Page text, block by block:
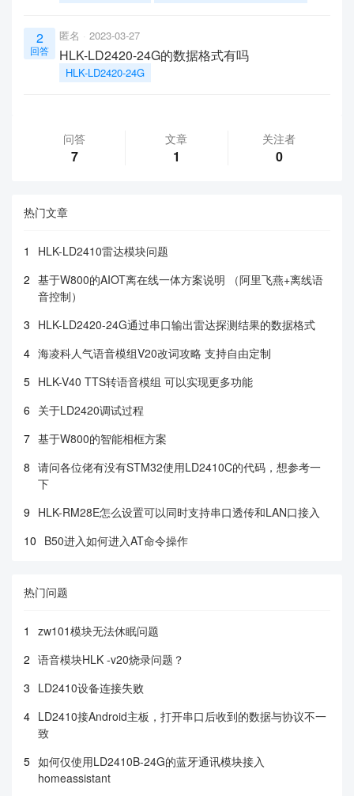
2
回答
匿名 2023-03-27
HLK-LD2420-24G的数据格式有吗
HLK-LD2420-24G
问答
7
文章
1
关注者
0
热门文章
1
HLK-LD2410雷达模块问题
2 基于W800的AIOT离在线一体方案说明 （阿里飞燕+离线语
音控制）
3 HLK-LD2420-24G通过串口输出雷达探测结果的数据格式
4 海凌科人气语音模组V20改词攻略 支持自由定制
5 HLK-V40 TTS转语音模组 可以实现更多功能
6 关于LD2420调试过程
7 基于W800的智能相框方案
8 请问各位佬有没有STM32使用LD2410C的代码，想参考一
下
9 HLK-RM28E怎么设置可以同时支持串口透传和LAN口接入
10 B50进入如何进入AT命令操作
热门问题
1
zw101模块无法休眠问题
2 语音模块HLK -v20烧录问题？
3 LD2410设备连接失败
4 LD2410接Android主板，打开串口后收到的数据与协议不一
致
5 如何仅使用LD2410B-24G的蓝牙通讯模块接入
homeassistant